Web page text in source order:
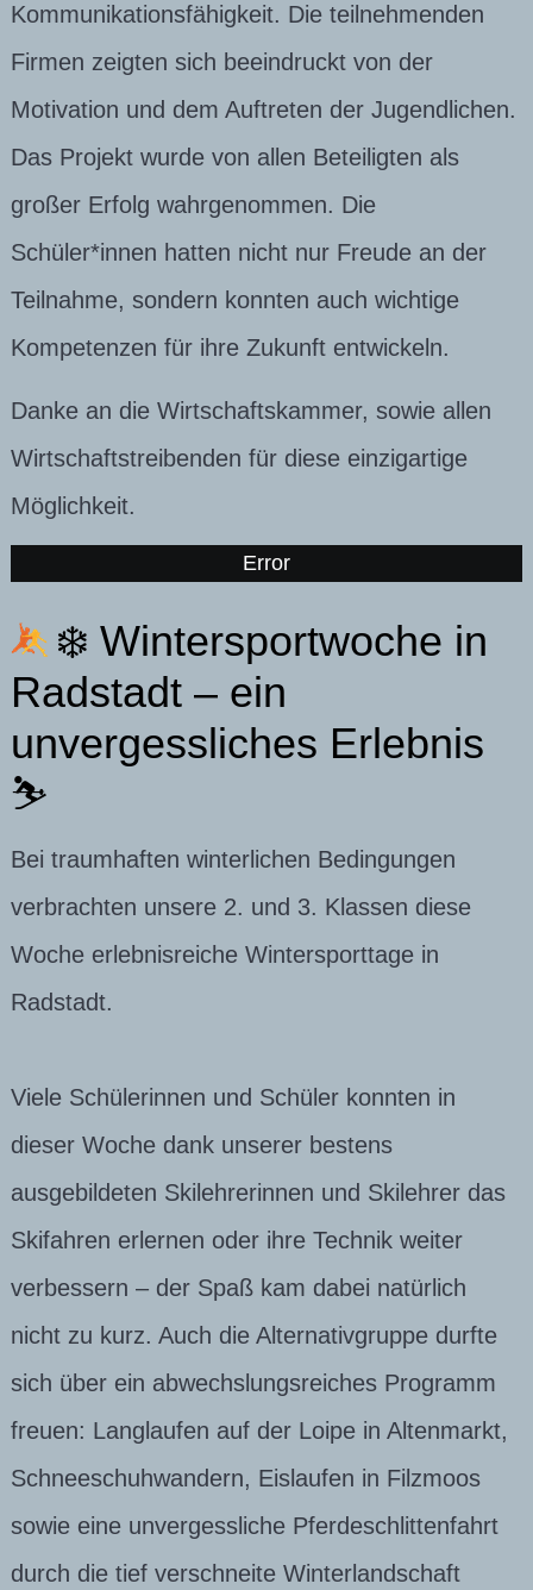
Kommunikationsfähigkeit. Die teilnehmenden
Firmen zeigten sich beeindruckt von der
Motivation und dem Auftreten der Jugendlichen.
Das Projekt wurde von allen Beteiligten als
großer Erfolg wahrgenommen. Die
Schüler*innen hatten nicht nur Freude an der
Teilnahme, sondern konnten auch wichtige
Kompetenzen für ihre Zukunft entwickeln.
Danke an die Wirtschaftskammer, sowie allen
Wirtschaftstreibenden für diese einzigartige
Möglichkeit.
Error
❄️ Wintersportwoche in
Radstadt – ein
unvergessliches Erlebnis
⛷️
Bei traumhaften winterlichen Bedingungen
verbrachten unsere 2. und 3. Klassen diese
Woche erlebnisreiche Wintersporttage in
Radstadt.
Viele Schülerinnen und Schüler konnten in
dieser Woche dank unserer bestens
ausgebildeten Skilehrerinnen und Skilehrer das
Skifahren erlernen oder ihre Technik weiter
verbessern – der Spaß kam dabei natürlich
nicht zu kurz. Auch die Alternativgruppe durfte
sich über ein abwechslungsreiches Programm
freuen: Langlaufen auf der Loipe in Altenmarkt,
Schneeschuhwandern, Eislaufen in Filzmoos
sowie eine unvergessliche Pferdeschlittenfahrt
durch die tief verschneite Winterlandschaft